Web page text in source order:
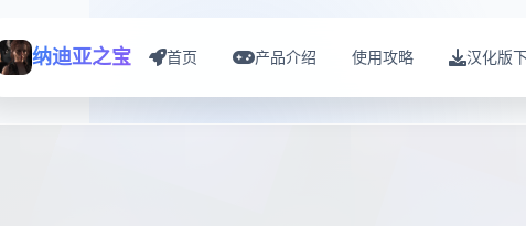
纳迪亚之宝 首页 产品介绍 使用攻略 汉化版